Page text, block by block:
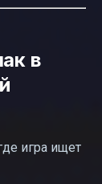
в
игра ищет